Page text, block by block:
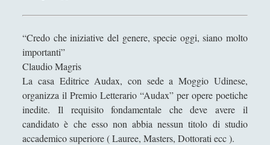
r
o
k
e
Contenuti
► Antologia(4)
► Filosofia(799)
► Scienza (84)
► Storia(144)
“Credo che iniziative del genere, specie oggi, siano molto
importanti”
Claudio Magris
La casa Editrice Audax, con sede a Moggio Udinese,
organizza il Premio Letterario “Audax” per opere poetiche
inedite. Il requisito fondamentale che deve avere il
candidato è che esso non abbia nessun titolo di studio
accademico superiore ( Lauree, Masters, Dottorati ecc ).